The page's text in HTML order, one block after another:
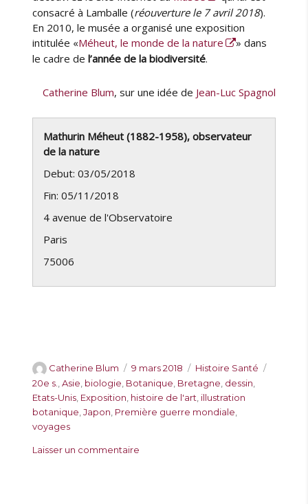
consacré à Lamballe (réouverture le 7 avril 2018).
En 2010, le musée a organisé une exposition
intitulée «Méheut, le monde de la nature
» dans
le cadre del’année de la biodiversité.
Catherine Blum, sur une idée de Jean-Luc Spagnol
Mathurin Méheut (1882-1958), observateur
de la nature
Debut: 03/05/2018
Fin: 05/11/2018
4 avenue de l'Observatoire
Paris
75006
A
u
t
e
u
Catherine Blum
P
u
b
l
l
9 mars 2018
C
a
t
é
Histoire Santé
20e s.,Asie, biologie, Botanique, Bretagne, dessin,
Etats-Unis, Exposition, histoire de l'art, illustration
botanique,Japon, Première guerre mondiale,
voyages
Laisser un commentaire